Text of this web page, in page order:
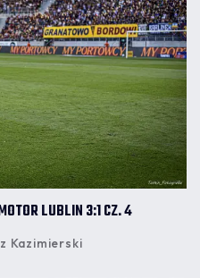
LUBLIN 3:1 CZ. 4
Kazimierski